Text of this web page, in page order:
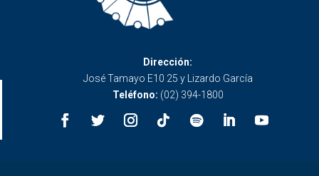
Dirección:
José Tamayo E10 25 y Lizardo García
Teléfono: (02) 394-1800